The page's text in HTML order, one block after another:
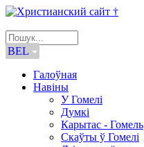
BEL
Галоўная
Навіны
У Гомелі
Думкі
Карытас - Гомель
Скаўты ў Гомелі